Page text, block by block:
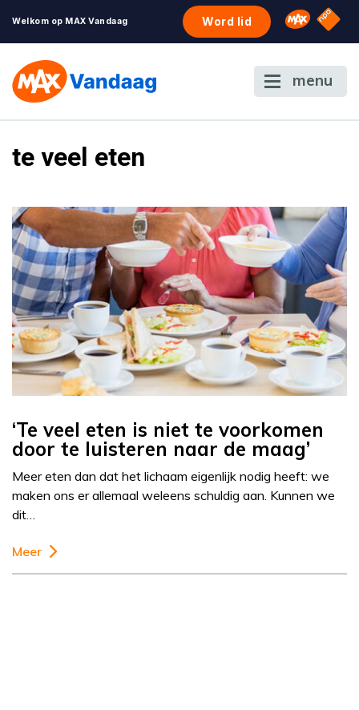
Welkom op MAX Vandaag Word lid Omroep
NPO
menu
te veel eten
‘Te veel eten is niet te voorkomen
door te luisteren naar de maag’
Meer eten dan dat het lichaam eigenlijk nodig heeft: we
maken ons er allemaal weleens schuldig aan. Kunnen we
dit…
Meer